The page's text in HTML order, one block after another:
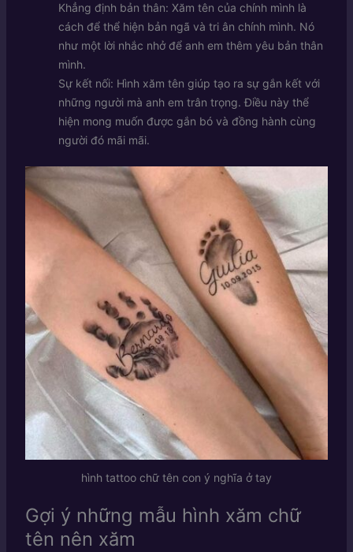
Khẳng định bản thân: Xăm tên của chính mình là
cách để thể hiện bản ngã và tri ân chính mình. Nó
như một lời nhắc nhở để anh em thêm yêu bản thân
mình.
Sự kết nối: Hình xăm tên giúp tạo ra sự gắn kết với
những người mà anh em trân trọng. Điều này thể
hiện mong muốn được gắn bó và đồng hành cùng
người đó mãi mãi.
hình tattoo chữ tên con ý nghĩa ở tay
Gợi ý những mẫu hình xăm chữ
tên nên xăm